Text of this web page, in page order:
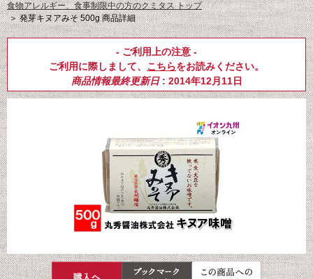
食物アレルギー、食事制限中の方のクミタス トップ
＞発芽キヌアみそ 500g 商品詳細
- ご利用上の注意 -
ご利用に際しまして、 こちらをお読みください。
商品情報最終更新日: 2014年12月11日